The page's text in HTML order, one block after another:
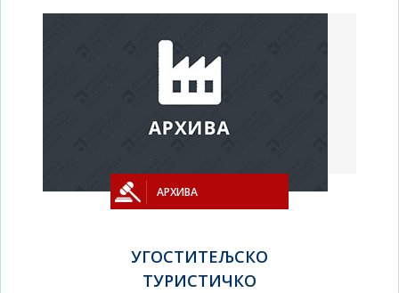
АРХИВА
УГОСТИТЕЉСКО
ТУРИСТИЧКО